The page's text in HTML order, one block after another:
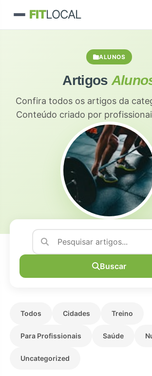
FITLOCAL
ALUNOS
Artigos
Confira todos os artigos da
Conteúdo criado por
Buscar
Todos Cidades Treino
Para Profissionais Saúde
Uncategorized